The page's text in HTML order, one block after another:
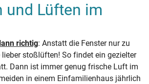
und Lüften im
richtig: Anstatt die Fenster nur zu
lieber stoßlüften! So findet ein gezielter
Dann ist immer genug frische Luft im
in einem Einfamilienhaus jährlich